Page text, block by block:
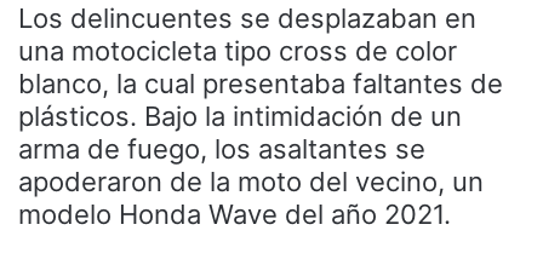
Los delincuentes se desplazaban en
una motocicleta tipo cross de color
blanco, la cual presentaba faltantes de
plásticos. Bajo la intimidación de un
arma de fuego, los asaltantes se
apoderaron de la moto del vecino, un
modelo Honda Wave del año 2021.